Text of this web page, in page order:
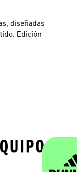
diseñadas
Edición